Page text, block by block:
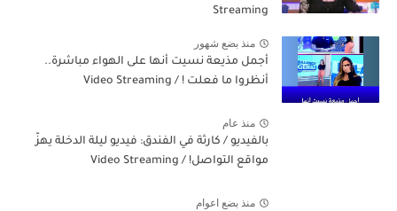
Streaming
منذ بضع شهور
أجمل مذيعة نسيت أنها على الهواء مباشرة..
أنظروا ما فعلت ! / Video Streaming
منذ عام
بالفيديو / كارثة في الفندق: فيديو ليلة الدخلة يهزّ
مواقع التواصل! / Video Streaming
منذ بضع اعوام